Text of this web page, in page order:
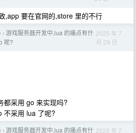
,app 要在官网的,store 里的不行
› 游戏服务器开发中,lua 的痛点有什
呢?
2025 年 7
月 29 日
都采用 go 来实现吗?
不采用 lua 了呢?
› 游戏服务器开发中,lua 的痛点有什 2025 年 7